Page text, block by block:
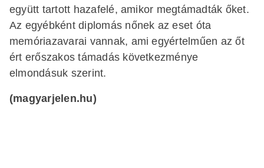
együtt tartott hazafelé, amikor megtámadták őket.
Az egyébként diplomás nőnek az eset óta
memóriazavarai vannak, ami egyértelműen az őt
ért erőszakos támadás következménye
elmondásuk szerint.
(magyarjelen.hu)